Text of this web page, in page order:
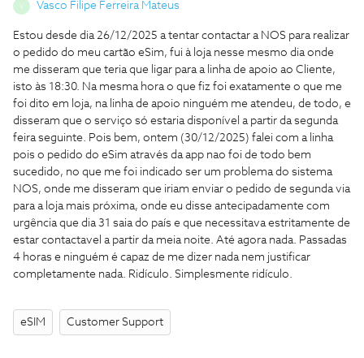
Vasco Filipe Ferreira Mateus
Estou desde dia 26/12/2025 a tentar contactar a NOS para realizar
o pedido do meu cartão eSim, fui à loja nesse mesmo dia onde
me disseram que teria que ligar para a linha de apoio ao Cliente,
isto às 18:30. Na mesma hora o que fiz foi exatamente o que me
foi dito em loja, na linha de apoio ninguém me atendeu, de todo, e
disseram que o serviço só estaria disponível a partir da segunda
feira seguinte. Pois bem, ontem (30/12/2025) falei com a linha
pois o pedido do eSim através da app nao foi de todo bem
sucedido, no que me foi indicado ser um problema do sistema
NOS, onde me disseram que iriam enviar o pedido de segunda via
para a loja mais próxima, onde eu disse antecipadamente com
urgência que dia 31 saia do país e que necessitava estritamente de
estar contactavel a partir da meia noite. Até agora nada. Passadas
4 horas e ninguém é capaz de me dizer nada nem justificar
completamente nada. Ridículo. Simplesmente ridículo.
eSIM Customer Support